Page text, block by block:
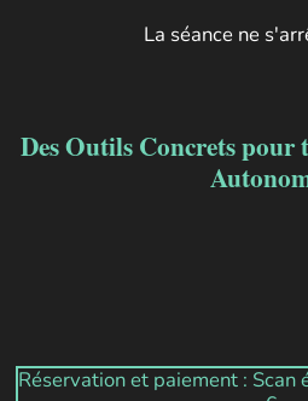
La séance ne
Des Outils Concrets
Réservation et paiement :